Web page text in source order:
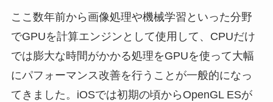
ここ数年前から画像処理や機械学習といった分野
でGPUを計算エンジンとして使用して、CPUだけ
では膨大な時間がかかる処理をGPUを使って大幅
にパフォーマンス改善を行うことが一般的になっ
てきました。iOSでは初期の頃からOpenGL ESが